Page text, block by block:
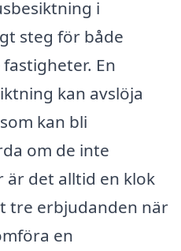
i
steg för både
En
kan avslöja
kan bli
om de inte
är det alltid en klok
tre erbjudanden när
en